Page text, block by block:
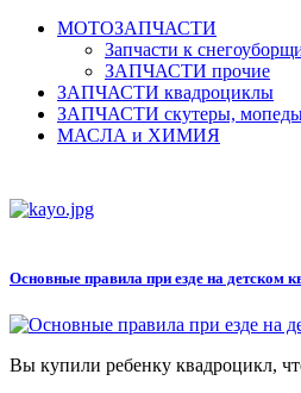
МОТОЗАПЧАСТИ
Запчасти к
ЗАПЧАСТИ прочие
ЗАПЧАСТИ квадроциклы
ЗАПЧАСТИ скутеры,
МАСЛА и ХИМИЯ
Основные правила при езде на детском
Вы купили ребенку квадроцикл,